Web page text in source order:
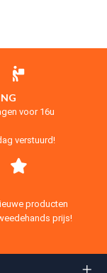
voor 16u
verstuurd!
producten
prijs!